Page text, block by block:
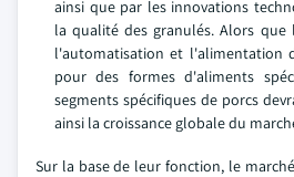
ainsi que par les innovations
la qualité des granulés. Alors
l'automatisation et l'alimentation
pour des formes d'aliments
segments spécifiques de porcs
ainsi la croissance globale du
Sur la base de leur fonction, le